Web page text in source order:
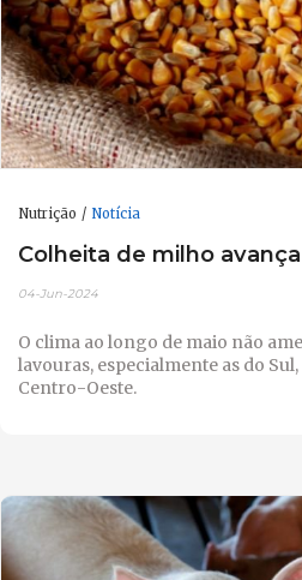
Nutrição Notícia
Colheita de milho avança
04-Jun-2024
O clima ao longo de maio não
lavouras, especialmente as do
Centro-Oeste.